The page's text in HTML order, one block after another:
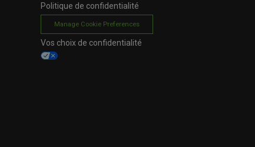
Politique de confidentialité
Manage Cookie Preferences
Vos choix de confidentialité